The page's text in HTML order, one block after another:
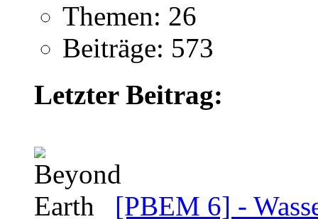
Themen: 26
Beiträge: 573
Letzter Beitrag:
[PBEM 6] -